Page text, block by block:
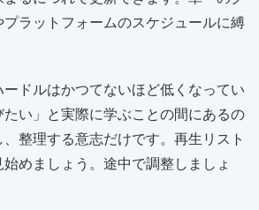
プラットフォームのスケジュールに縛
ドルはかつてないほど低くなってい
たい」と実際に学ぶことの間にあるの
整理する意志だけです。再生リスト
めましょう。途中で調整しましょ